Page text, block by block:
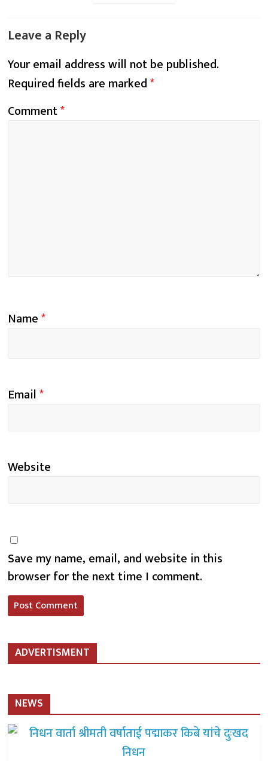
Leave a Reply
Your email address will not be published.
Required fields are marked*
Comment*
Name*
Email*
Website
Save my name, email, and website in this
browser for the next time I comment.
ADVERTISMENT
NEWS